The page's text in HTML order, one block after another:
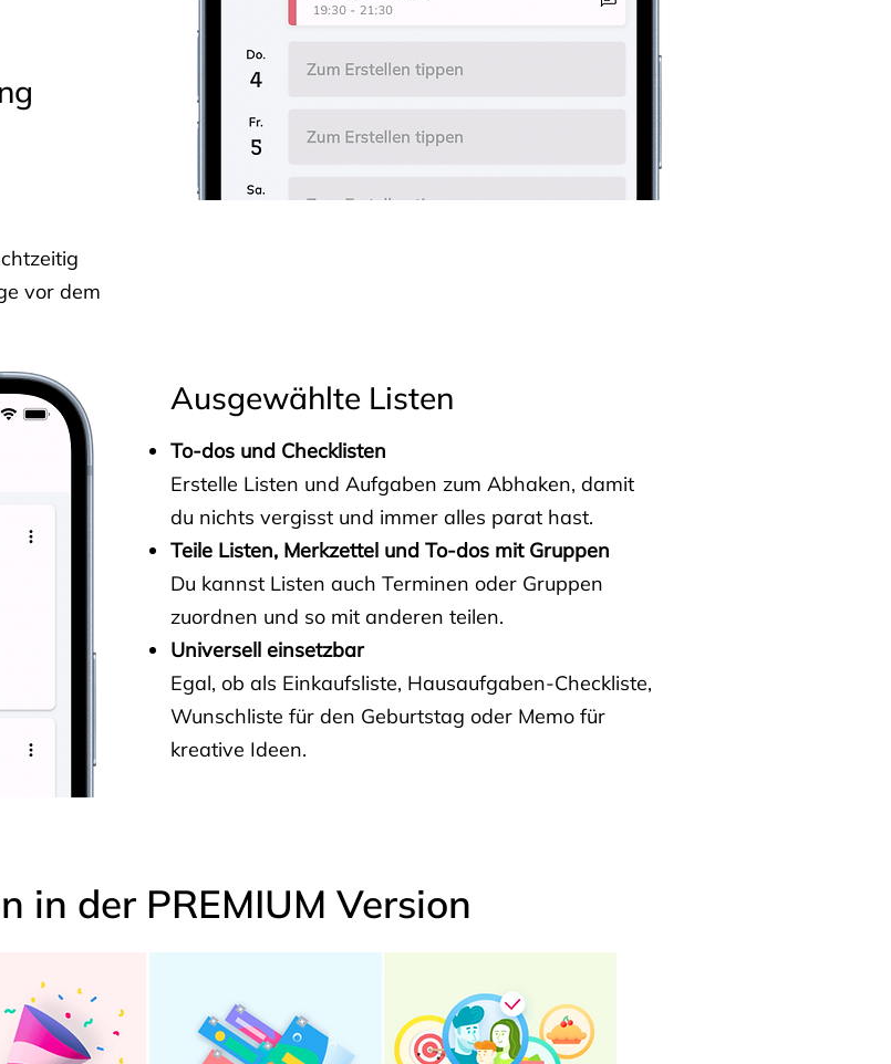
vor dem
Ausgewählte Listen
To-dos und Checklisten
Erstelle Listen und Aufgaben zum Abhaken, damit
du nichts vergisst und immer alles parat hast.
Teile Listen, Merkzettel und To-dos mit Gruppen
Du kannst Listen auch Terminen oder Gruppen
zuordnen und so mit anderen teilen.
Universell einsetzbar
Egal, ob als Einkaufsliste, Hausaufgaben-Checkliste,
Wunschliste für den Geburtstag oder Memo für
kreative Ideen.
in der PREMIUM Version